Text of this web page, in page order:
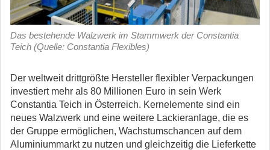
Das bestehende Walzwerk im Stammwerk der Constantia
Teich (Quelle: Constantia Flexibles)
Der weltweit drittgrößte Hersteller flexibler Verpackungen
investiert mehr als 80 Millionen Euro in sein Werk
Constantia Teich in Österreich. Kernelemente sind ein
neues Walzwerk und eine weitere Lackieranlage, die es
der Gruppe ermöglichen, Wachstumschancen auf dem
Aluminiummarkt zu nutzen und gleichzeitig die Lieferkette